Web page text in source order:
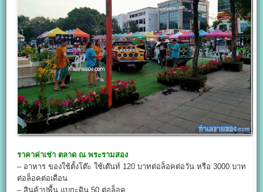
ราคาค่าเช่า ตลาด ณ พระรามสอง
– อาหาร ของใช้ตั้งโต๊ะ ใช้เต๊นท์ 120 บาทต่อล็อคต่อวัน หรือ 3000 บาท
ต่อล็อคต่อเดือน
– สินค้าปูพื้น แบกะดิน 50 ต่อล็อค